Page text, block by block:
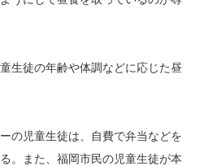
徒の年齢や体調などに応じた昼
児童生徒は、自費で弁当などを
。また、福岡市民の児童生徒が本